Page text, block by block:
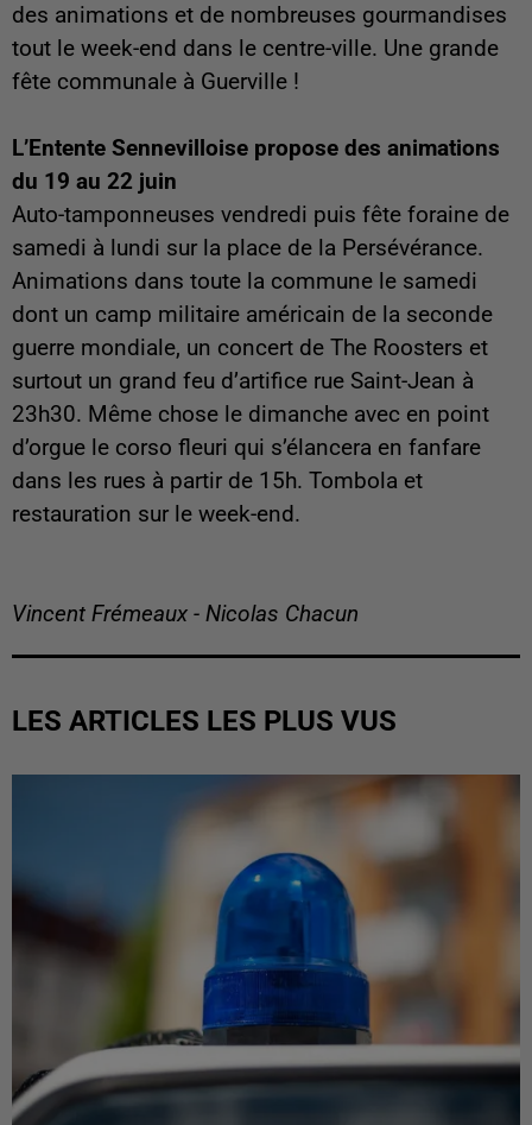
des animations et de nombreuses gourmandises
tout le week-end dans le centre-ville. Une grande
fête communale à Guerville !
L’Entente Sennevilloise propose des animations
du 19 au 22 juin
Auto-tamponneuses vendredi puis fête foraine de
samedi à lundi sur la place de la Persévérance.
Animations dans toute la commune le samedi
dont un camp militaire américain de la seconde
guerre mondiale, un concert de The Roosters et
surtout un grand feu d’artifice rue Saint-Jean à
23h30. Même chose le dimanche avec en point
d’orgue le corso fleuri qui s’élancera en fanfare
dans les rues à partir de 15h. Tombola et
restauration sur le week-end.
Vincent Frémeaux - Nicolas Chacun
LES ARTICLES LES PLUS VUS